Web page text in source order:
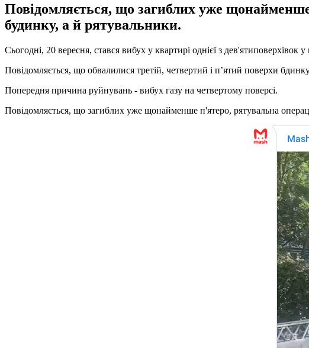
Повідомляється, що загиблих уже
будинку, а й рятувальники.
Сьогодні, 20 вересня, стався вибух у квартирі однієї з
Повідомляється, що обвалилися третій, четвертий і п’ятий поверхи
Попередня причина руйнувань - вибух газу на четвертому поверсі.
Повідомляється, що загиблих уже щонайменше п'ятеро, рятувальна